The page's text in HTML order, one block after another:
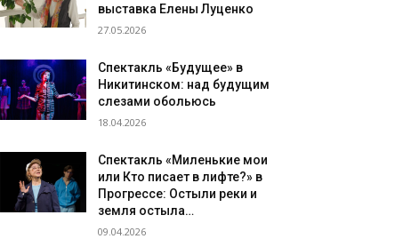
выставка Елены Луценко
27.05.2026
Спектакль «Будущее» в
Никитинском: над будущим
слезами обольюсь
18.04.2026
Спектакль «Миленькие мои
или Кто писает в лифте?» в
Прогрессе: Остыли реки и
земля остыла…
09.04.2026